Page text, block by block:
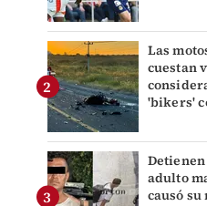
Las
cuestan
'bikers'
adulto
causó